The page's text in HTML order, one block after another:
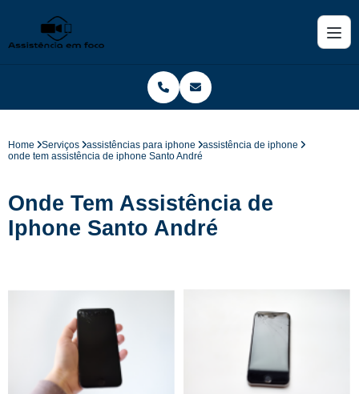
Home Serviços assistências para iphone
assistência de iphone
onde tem assistência de iphone Santo André
Onde Tem Assistência de
Iphone Santo André